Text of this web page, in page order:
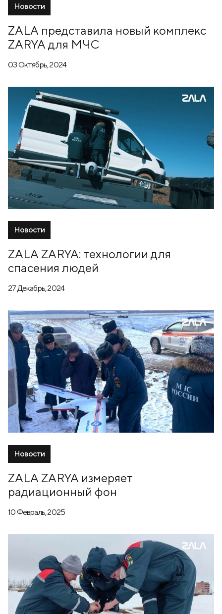
Новости
ZALA представила новый комплекс
ZARYA для МЧС
03 Октябрь, 2024
Новости
ZALA ZARYA: технологии для
спасения людей
27 Декабрь, 2024
Новости
ZALA ZARYA измеряет
радиационный фон
10 Февраль, 2025